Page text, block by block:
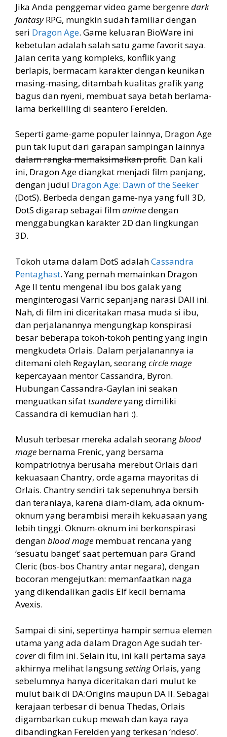
Jika Anda penggemar video game bergenredark
fantasyRPG, mungkin sudah familiar dengan
seri Dragon Age. Game keluaran BioWare ini
kebetulan adalah salah satu game favorit saya.
Jalan cerita yang kompleks, konflik yang
berlapis, bermacam karakter dengan keunikan
masing-masing, ditambah kualitas grafik yang
bagus dan nyeni, membuat saya betah berlama-
lama berkeliling di seantero Ferelden.
Seperti game-game populer lainnya, Dragon Age
pun tak luput dari garapan sampingan lainnya
dalam rangka memaksimalkan profit. Dan kali
ini, Dragon Age diangkat menjadi film panjang,
dengan judul Dragon Age: Dawn of the Seeker
(DotS). Berbeda dengan game-nya yang full 3D,
DotS digarap sebagai filmanimedengan
menggabungkan karakter 2D dan lingkungan
3D.
Tokoh utama dalam DotS adalahCassandra
Pentaghast. Yang pernah memainkan Dragon
Age II tentu mengenal ibu bos galak yang
menginterogasi Varric sepanjang narasi DAII ini.
Nah, di film ini diceritakan masa muda si ibu,
dan perjalanannya mengungkap konspirasi
besar beberapa tokoh-tokoh penting yang ingin
mengkudeta Orlais. Dalam perjalanannya ia
ditemani oleh Regaylan, seorangcircle mage
kepercayaan mentor Cassandra, Byron.
Hubungan Cassandra-Gaylan ini seakan
menguatkan sifat tsundereyang dimiliki
Cassandra di kemudian hari :).
Musuh terbesar mereka adalah seorangblood
mage bernama Frenic, yang bersama
kompatriotnya berusaha merebut Orlais dari
kekuasaan Chantry, orde agama mayoritas di
Orlais. Chantry sendiri tak sepenuhnya bersih
dan teraniaya, karena diam-diam, ada oknum-
oknum yang berambisi meraih kekuasaan yang
lebih tinggi. Oknum-oknum ini berkonspirasi
denganblood mage membuat rencana yang
‘sesuatu banget’ saat pertemuan para Grand
Cleric (bos-bos Chantry antar negara), dengan
bocoran mengejutkan: memanfaatkan naga
yang dikendalikan gadis Elf kecil bernama
Avexis.
Sampai di sini, sepertinya hampir semua elemen
utama yang ada dalam Dragon Age sudah ter-
coverdi film ini. Selain itu, ini kali pertama saya
akhirnya melihat langsungsettingOrlais, yang
sebelumnya hanya diceritakan dari mulut ke
mulut baik di DA:Origins maupun DA II. Sebagai
kerajaan terbesar di benua Thedas, Orlais
digambarkan cukup mewah dan kaya raya
dibandingkan Ferelden yang terkesan ‘ndeso’.